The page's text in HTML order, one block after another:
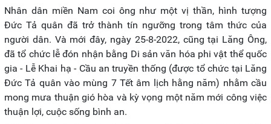
Nhân dân miền Nam coi ông như một vị thần, hình tượng
Đức Tả quân đã trở thành tín ngưỡng trong tâm thức của
người dân. Và mới đây, ngày 25-8-2022, cũng tại Lăng Ông,
đã tổ chức lễ đón nhận bằng Di sản văn hóa phi vật thể quốc
gia - Lễ Khai hạ - Cầu an truyền thống (được tổ chức tại Lăng
Đức Tả quân vào mùng 7 Tết âm lịch hằng năm) nhằm cầu
mong mưa thuận gió hòa và kỳ vọng một năm mới công việc
thuận lợi, cuộc sống bình an.